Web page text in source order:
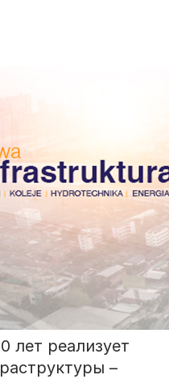
лет реализует
–